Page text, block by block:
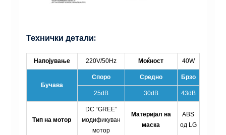
Технички детали:
Напојување 220V/50Hz Моќност 40W
Бучава
Споро Средно Брзо
25dB 30dB 43dB
Тип на мотор
DC “GREE”
модификуван
мотор
Материјал на
маска
ABS
од LG